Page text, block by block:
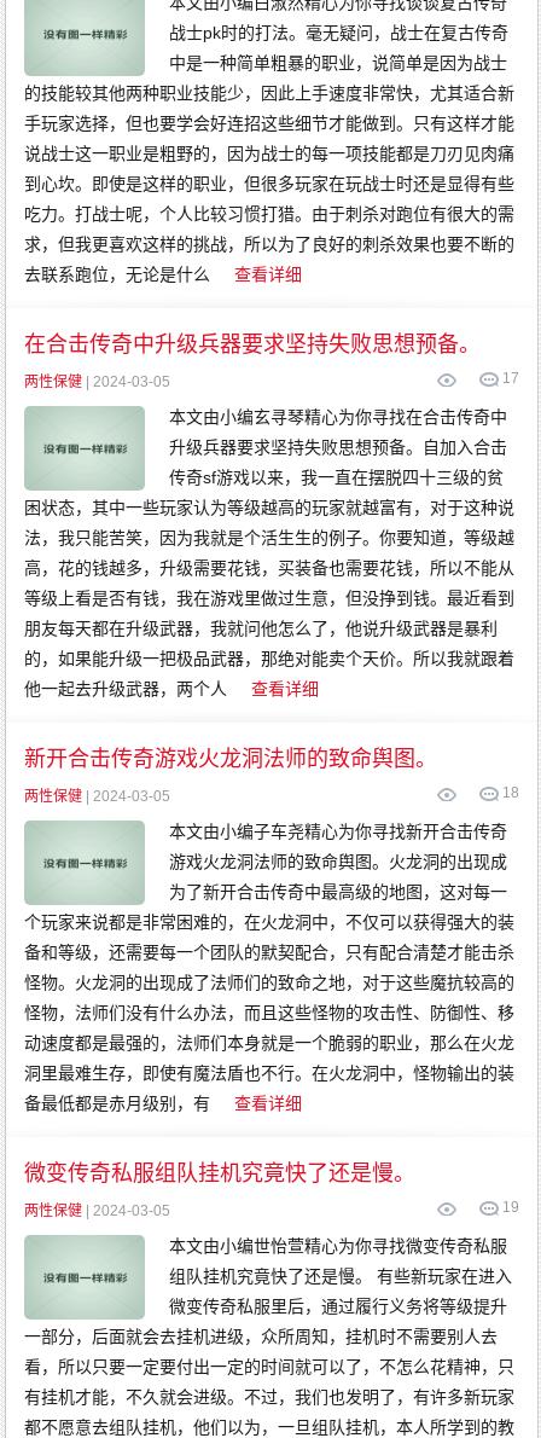
战士pk时的打法。毫无疑问，战士在复古传奇
中是一种简单粗暴的职业，说简单是因为战士
的技能较其他两种职业技能少，因此上手速度非常快，尤其适合新
手玩家选择，但也要学会好连招这些细节才能做到。只有这样才能
说战士这一职业是粗野的，因为战士的每一项技能都是刀刃见肉痛
到心坎。即使是这样的职业，但很多玩家在玩战士时还是显得有些
吃力。打战士呢，个人比较习惯打猎。由于刺杀对跑位有很大的需
求，但我更喜欢这样的挑战，所以为了良好的刺杀效果也要不断的
去联系跑位，无论是什么
查看详细
在合击传奇中升级兵器要求坚持失败思想预备。
17
两性保健 | 2024-03-05
本文由小编玄寻琴精心为你寻找在合击传奇中
升级兵器要求坚持失败思想预备。自加入合击
传奇sf游戏以来，我一直在摆脱四十三级的贫
困状态，其中一些玩家认为等级越高的玩家就越富有，对于这种说
法，我只能苦笑，因为我就是个活生生的例子。你要知道，等级越
高，花的钱越多，升级需要花钱，买装备也需要花钱，所以不能从
等级上看是否有钱，我在游戏里做过生意，但没挣到钱。最近看到
朋友每天都在升级武器，我就问他怎么了，他说升级武器是暴利
的，如果能升级一把极品武器，那绝对能卖个天价。所以我就跟着
他一起去升级武器，两个人
查看详细
新开合击传奇游戏火龙洞法师的致命舆图。
18
两性保健 | 2024-03-05
本文由小编子车尧精心为你寻找新开合击传奇
游戏火龙洞法师的致命舆图。火龙洞的出现成
为了新开合击传奇中最高级的地图，这对每一
个玩家来说都是非常困难的，在火龙洞中，不仅可以获得强大的装
备和等级，还需要每一个团队的默契配合，只有配合清楚才能击杀
怪物。火龙洞的出现成了法师们的致命之地，对于这些魔抗较高的
怪物，法师们没有什么办法，而且这些怪物的攻击性、防御性、移
动速度都是最强的，法师们本身就是一个脆弱的职业，那么在火龙
洞里最难生存，即使有魔法盾也不行。在火龙洞中，怪物输出的装
备最低都是赤月级别，有
查看详细
微变传奇私服组队挂机究竟快了还是慢。
19
两性保健 | 2024-03-05
本文由小编世怡萱精心为你寻找微变传奇私服
组队挂机究竟快了还是慢。 有些新玩家在进入
微变传奇私服里后，通过履行义务将等级提升
一部分，后面就会去挂机进级，众所周知，挂机时不需要别人去
看，所以只要一定要付出一定的时间就可以了，不怎么花精神，只
有挂机才能，不久就会进级。不过，我们也发明了，有许多新玩家
都不愿意去组队挂机，他们以为，一旦组队挂机，本人所学到的教